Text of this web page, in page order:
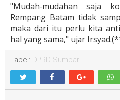
"Mudah-mudahan saja
Rempang Batam tidak
maka dari itu perlu kita
hal yang sama," ujar
Label: DPRD Sumbar